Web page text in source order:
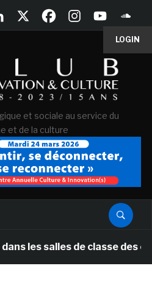
LOGIN
et sociale au service du
et de la culture
salles de classe des